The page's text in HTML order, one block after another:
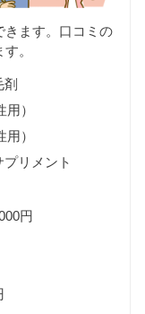
きます。口コミの
。
剤
）
）
プリメント
円